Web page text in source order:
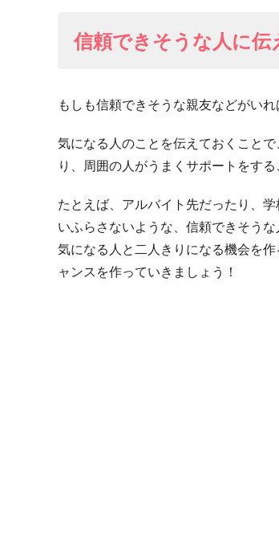
信頼できそうな人に伝
もしも信頼できそうな親友などがい
気になる人のことを伝えておくこと
り、周囲の人がうまくサポートをす
たとえば、アルバイト先だったり、
いふらさないような、信頼できそう
気になる人と二人きりになる機会を
ャンスを作っていきましょう！